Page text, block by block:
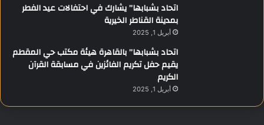
اتحاد بشبابها” يشارك في احتفالات عيد الفطر
بمدينة القناطر الخيرية
أبريل 1, 2025
اتحاد بشبابها” بالقاهرة هيئة مكتب حي المقطم
يقيم حفل تكريم الفائزين في مسابقة القرآن
الكريم
أبريل 1, 2025